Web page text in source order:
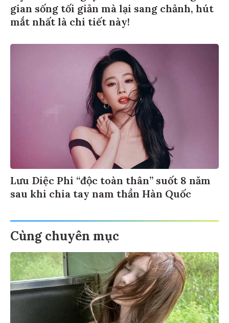
gian sống tối giản mà lại sang chảnh, hút
mắt nhất là chi tiết này!
Lưu Diệc Phi “độc toàn thân” suốt 8 năm
sau khi chia tay nam thần Hàn Quốc
Cùng chuyên mục